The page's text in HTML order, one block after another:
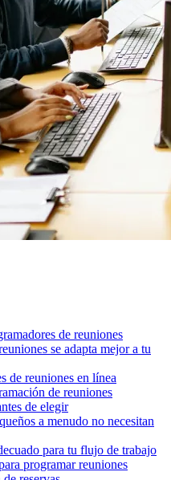
de reuniones
se adapta mejor a tu
de reuniones en línea
de reuniones
de elegir
a menudo no necesitan
para tu flujo de trabajo
programar reuniones